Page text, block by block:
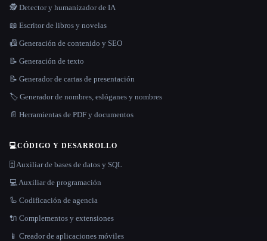
🕵️ Detector y humanizador de IA
📖 Escritor de libros y novelas
📠 Generación de contenido y SEO
📝 Generación de texto
📝 Generador de cartas de presentación
🏷️ Generador de nombres, eslóganes y nombres
📄 Herramientas de PDF y documentos
💻CÓDIGO Y DESARROLLO
🗄️ Auxiliar de bases de datos y SQL
💻 Auxiliar de programación
🦾 Codificación de agencia
🔌 Complementos y extensiones
📱 Creador de aplicaciones móviles